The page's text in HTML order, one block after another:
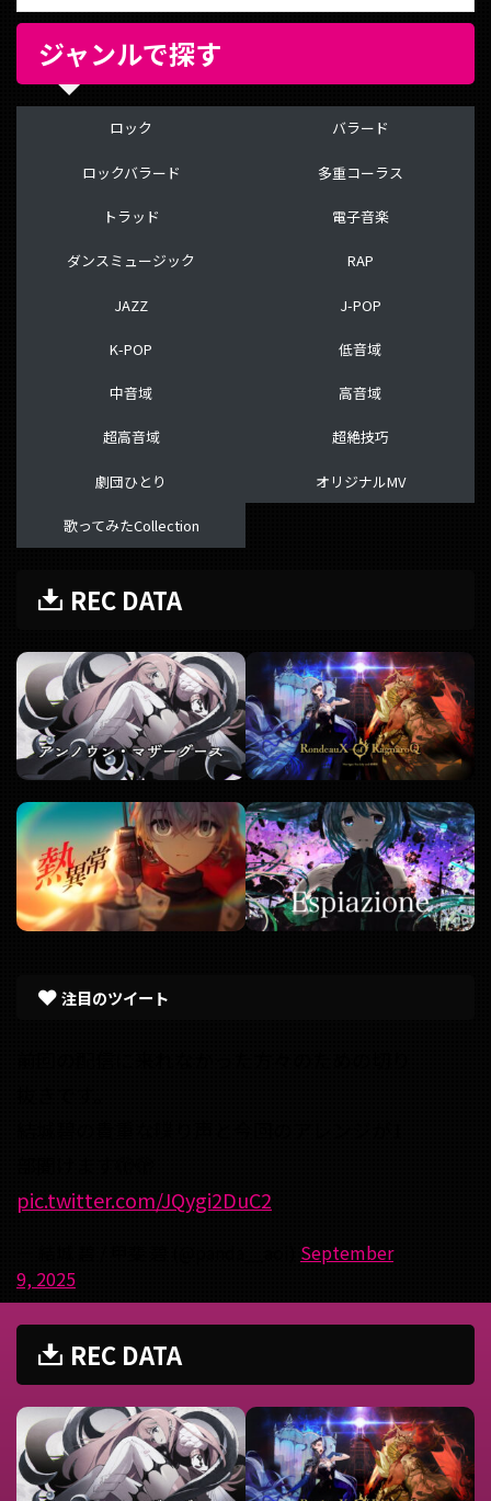
ジャンルで探す
ロック
ロックバラード
トラッド
ダンスミュージック
JAZZ
K-POP
中音域
超高音域
劇団ひとり
歌ってみたCollection
バラード
多重コーラス
電子音楽
RAP
J-POP
低音域
高音域
超絶技巧
オリジナルMV
REC DATA
注目のツイート
pic.twitter.com/JQygi2DuC2
September
9, 2025
REC DATA